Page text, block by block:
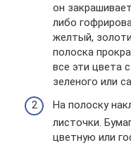
он
либо
желтый,
полоска
все эти цвета
зеленого или
На полоску
листочки.
цветную или